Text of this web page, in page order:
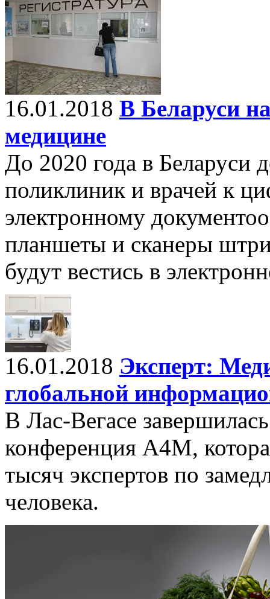
16.01.2018 В Беларуси
медицине
До 2020 года в Беларуси
поликлиник и врачей к
электронному
планшеты и сканеры
будут вестись в
16.01.2018 Эксперт:
глобальной
В Лас-Вегасе
конференция A4M,
тысяч экспертов по
человека.